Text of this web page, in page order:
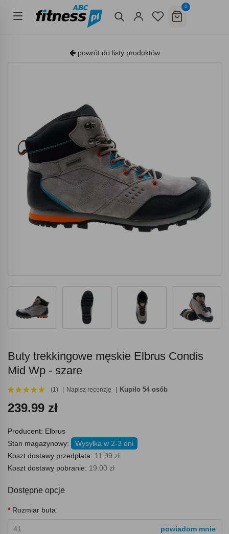
0
powrót do listy produktów
Buty trekkingowe męskie Elbrus Condis
Mid Wp - szare
(1) Napisz recenzję Kupiło 54 osób
239.99 zł
Producent: Elbrus
Stan magazynowy:
Wysyłka w 2-3 dni
Koszt dostawy przedpłata: 11.99 zł
Koszt dostawy pobranie: 19.00 zł
Dostępne opcje
Rozmiar buta
41 powiadom mnie